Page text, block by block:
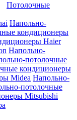
Потолочные
Напольно-
кондиционеры
Haier
Напольно-
потолочные
кондиционеры
Midea Напольно-
потолочные
Mitsubishi